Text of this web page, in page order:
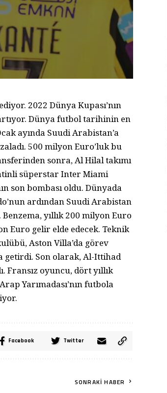
2022 Dünya Kupası’nın
Dünya futbol tarihinin en
ayında Suudi Arabistan’a
500 milyon Euro’luk bu
sonra, Al Hilal takımı
süperstar Inter Miami
son bombası oldu. Dünyada
ardından Suudi Arabistan
yıllık 200 milyon Euro
Euro gelir elde edecek. Teknik
Aston Villa’da görev
getirdi. Son olarak, Al-Ittihad
Fransız oyuncu, dört yıllık
Yarımadası’nın futbola
Facebook Twitter
SONRAKI HABER